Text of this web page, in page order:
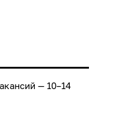
— 10–14